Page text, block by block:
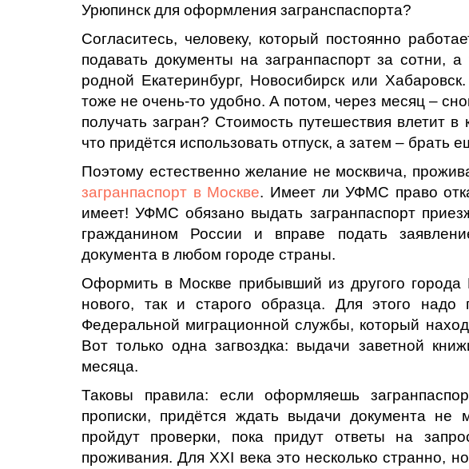
Урюпинск для оформления загранспаспорта?
Согласитесь, человеку, который постоянно
подавать документы на загранпаспорт за сотни,
родной Екатеринбург, Новосибирск или
тоже не очень-то удобно. А потом, через месяц –
получать загран? Стоимость путешествия влетит в
что придётся использовать отпуск, а затем – брать
Поэтому естественно желание не москвича,
загранпаспорт в Москве. Имеет ли УФМС право
имеет! УФМС обязано выдать загранпаспорт
гражданином России и вправе подать
документа в любом городе страны.
Оформить в Москве прибывший из другого города
нового, так и старого образца. Для этого надо
Федеральной миграционной службы, который
Вот только одна загвоздка: выдачи заветной
месяца.
Таковы правила: если оформляешь
прописки, придётся ждать выдачи документа
пройдут проверки, пока придут ответы на
проживания. Для XXI века это несколько странно,